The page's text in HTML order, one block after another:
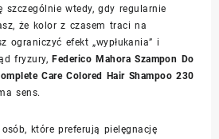
szczególnie wtedy, gdy regularnie
że kolor z czasem traci na
ograniczyć efekt „wypłukania” i
fryzury,Federico Mahora Szampon Do
Care Colored Hair Shampoo 230
sens.
które preferują pielęgnację